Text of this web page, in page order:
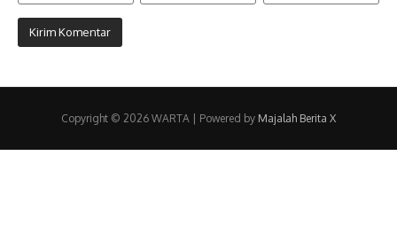
Copyright © 2026 WARTA | Powered by Majalah Berita X